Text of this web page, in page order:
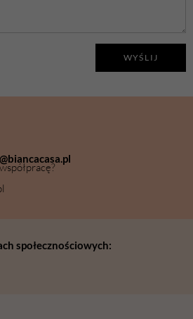
WYŚLIJ
społecznościowych: